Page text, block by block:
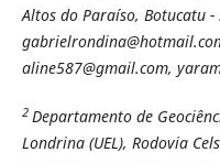
Altos do Paraíso, Botucatu -
aline587@gmail.com,
2 Departamento de
Londrina (UEL), Rodovia